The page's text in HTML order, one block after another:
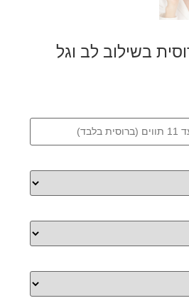
בשילוב לב וגל